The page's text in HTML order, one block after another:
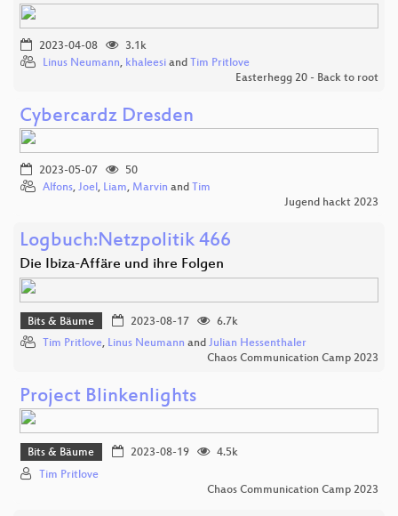
2023-04-08
3.1k
Linus Neumann, khaleesi and Tim Pritlove
Easterhegg 20 - Back to root
Cybercardz Dresden
2023-05-07
50
Alfons, Joel , Liam, Marvin and Tim
Jugend hackt 2023
Logbuch:Netzpolitik 466
Die Ibiza-Affäre und ihre Folgen
Bits & Bäume 2023-08-17
6.7k
Tim Pritlove, Linus Neumann and Julian Hessenthaler
Chaos Communication Camp 2023
Project Blinkenlights
Bits & Bäume 2023-08-19
4.5k
Tim Pritlove
Chaos Communication Camp 2023